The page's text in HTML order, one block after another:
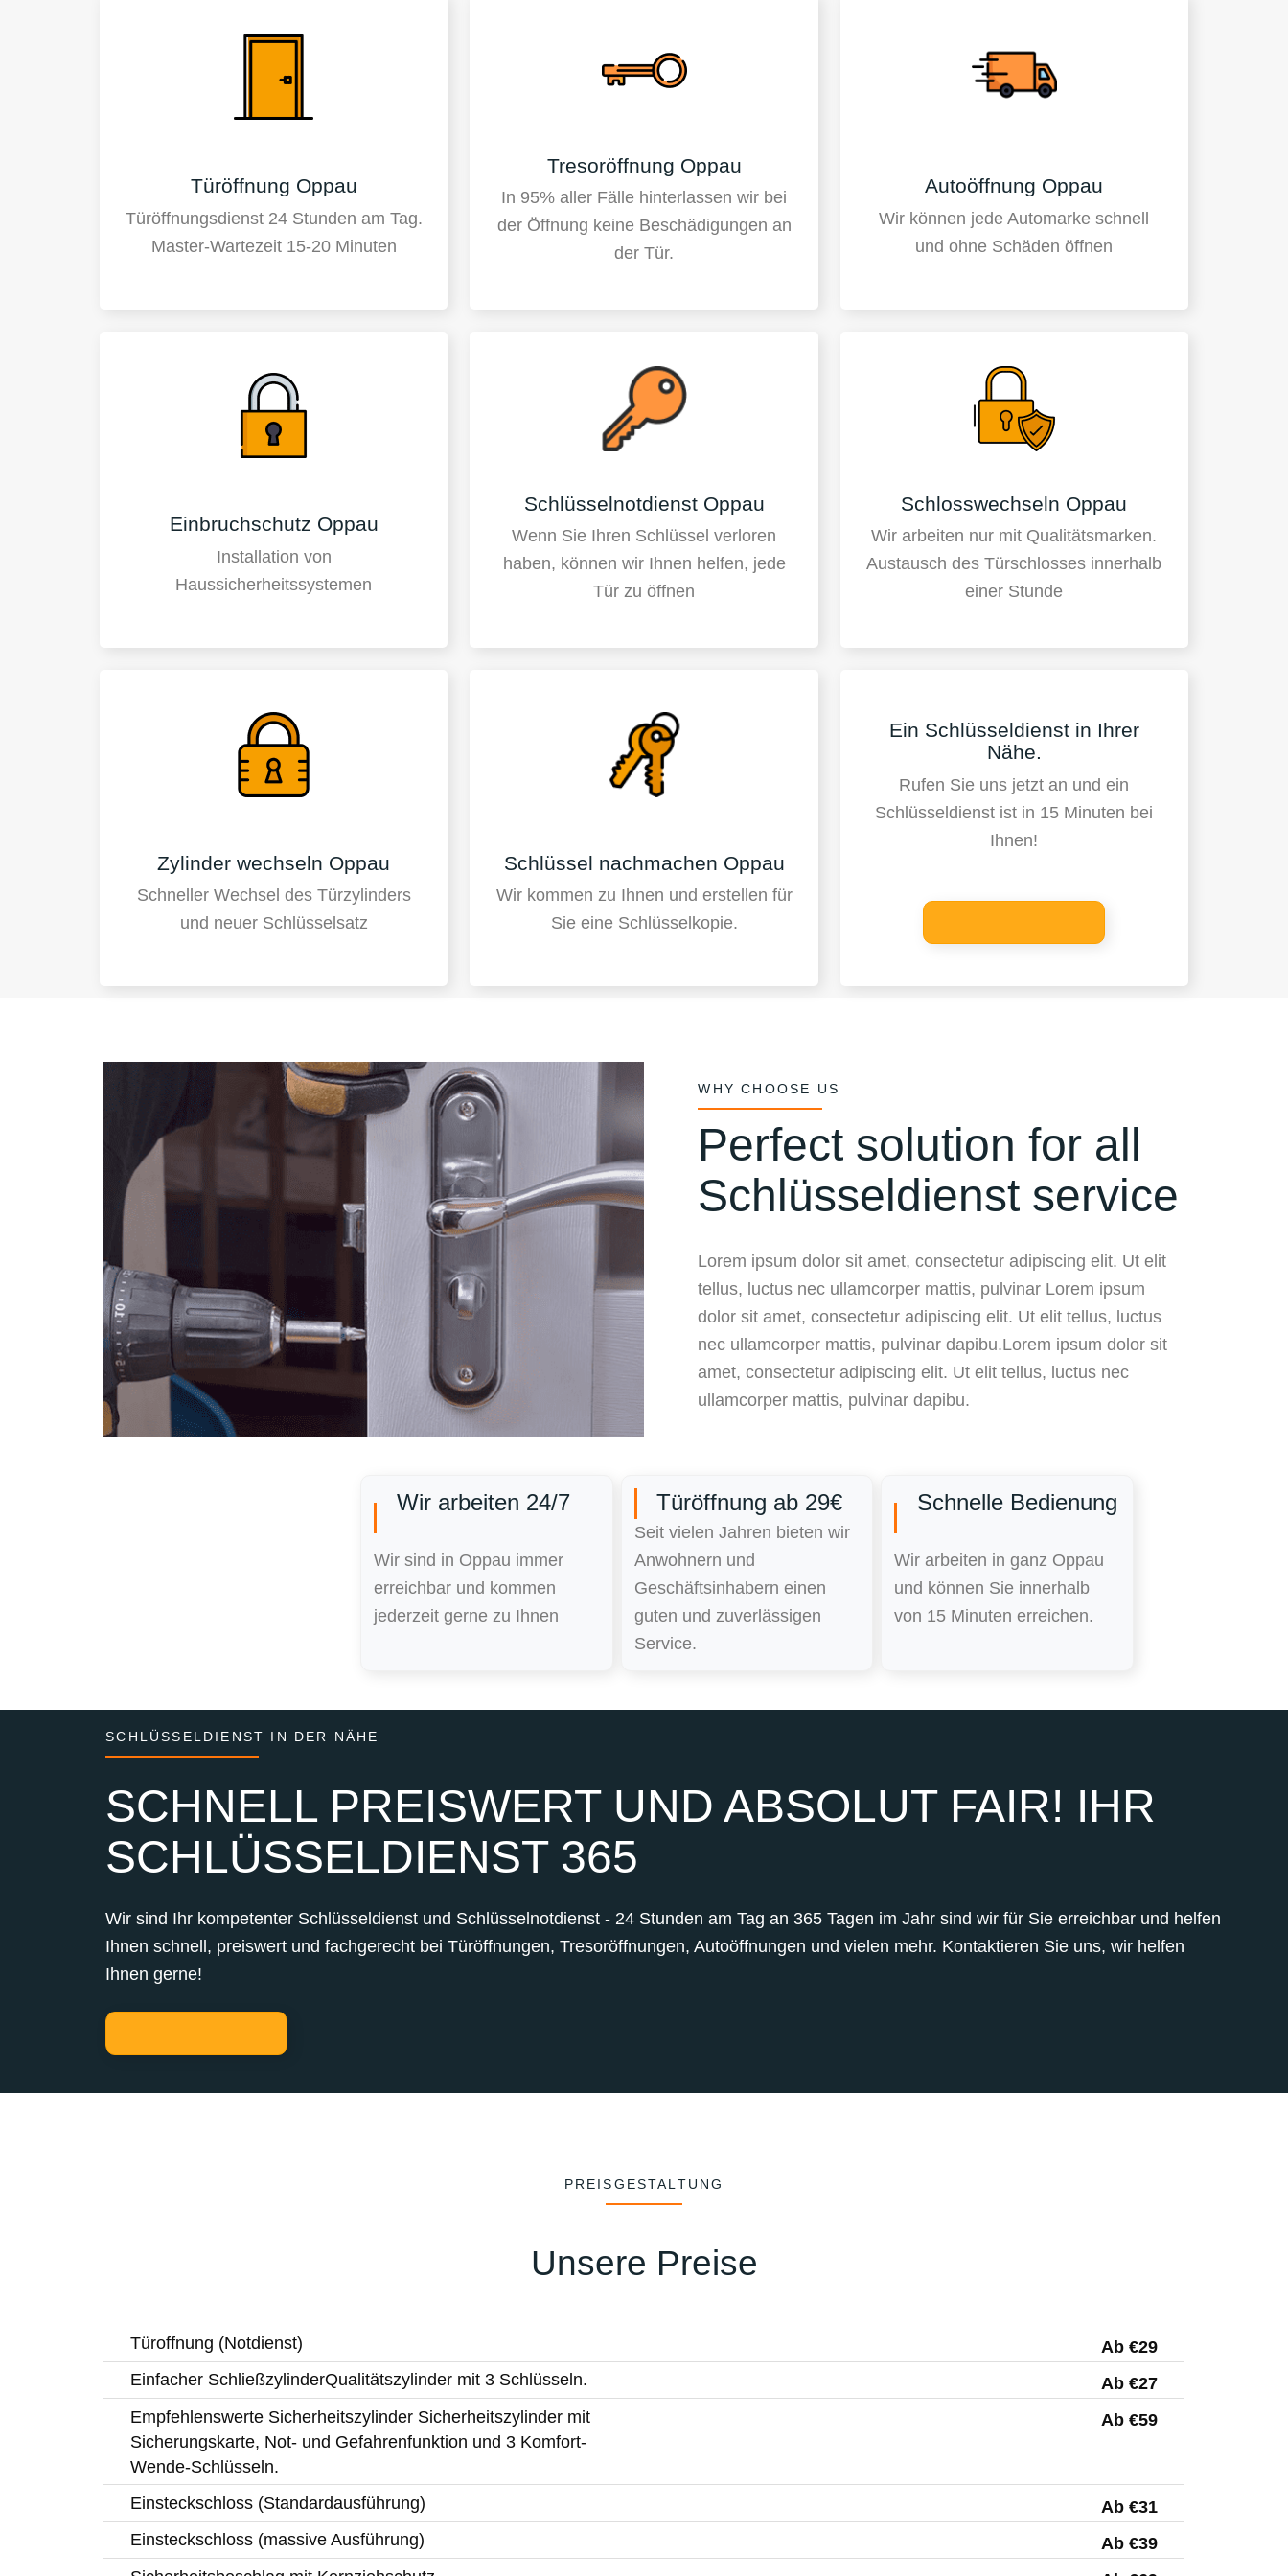
Türöffnung Oppau
Türöffnungsdienst 24 Stunden am Tag.
Master-Wartezeit 15-20 Minuten
Tresoröffnung Oppau
In 95% aller Fälle hinterlassen wir bei
der Öffnung keine Beschädigungen an
der Tür.
Autoöffnung Oppau
Wir können jede Automarke schnell
und ohne Schäden öffnen
Einbruchschutz Oppau
Installation von
Haussicherheitssystemen
Schlüsselnotdienst Oppau
Wenn Sie Ihren Schlüssel verloren
haben, können wir Ihnen helfen, jede
Tür zu öffnen
Schlosswechseln Oppau
Wir arbeiten nur mit Qualitätsmarken.
Austausch des Türschlosses innerhalb
einer Stunde
Zylinder wechseln Oppau
Schneller Wechsel des Türzylinders
und neuer Schlüsselsatz
Schlüssel nachmachen Oppau
Wir kommen zu Ihnen und erstellen für
Sie eine Schlüsselkopie.
Ein Schlüsseldienst in Ihrer
Nähe.
Rufen Sie uns jetzt an und ein
Schlüsseldienst ist in 15 Minuten bei
Ihnen!
WHY CHOOSE US
Perfect solution for all
Schlüsseldienst service
Lorem ipsum dolor sit amet, consectetur adipiscing elit. Ut elit
tellus, luctus nec ullamcorper mattis, pulvinar Lorem ipsum
dolor sit amet, consectetur adipiscing elit. Ut elit tellus, luctus
nec ullamcorper mattis, pulvinar dapibu.Lorem ipsum dolor sit
amet, consectetur adipiscing elit. Ut elit tellus, luctus nec
ullamcorper mattis, pulvinar dapibu.
Wir arbeiten 24/7
Wir sind in Oppau immer
erreichbar und kommen
jederzeit gerne zu Ihnen
Türöffnung ab 29€
Seit vielen Jahren bieten wir
Anwohnern und
Geschäftsinhabern einen
guten und zuverlässigen
Service.
Schnelle Bedienung
Wir arbeiten in ganz Oppau
und können Sie innerhalb
von 15 Minuten erreichen.
SCHLÜSSELDIENST IN DER NÄHE
SCHNELL PREISWERT UND ABSOLUT FAIR! IHR
SCHLÜSSELDIENST 365
Wir sind Ihr kompetenter Schlüsseldienst und Schlüsselnotdienst - 24 Stunden am Tag an 365 Tagen im Jahr sind wir für Sie erreichbar und helfen
Ihnen schnell, preiswert und fachgerecht bei Türöffnungen, Tresoröffnungen, Autoöffnungen und vielen mehr. Kontaktieren Sie uns, wir helfen
Ihnen gerne!
PREISGESTALTUNG
Unsere Preise
Türoffnung (Notdienst)
Ab €29
Einfacher SchließzylinderQualitätszylinder mit 3 Schlüsseln.
Ab €27
Empfehlenswerte Sicherheitszylinder Sicherheitszylinder mit
Sicherungskarte, Not- und Gefahrenfunktion und 3 Komfort-
Wende-Schlüsseln.
Ab €59
Einsteckschloss (Standardausführung)
Ab €31
Einsteckschloss (massive Ausführung)
Ab €39